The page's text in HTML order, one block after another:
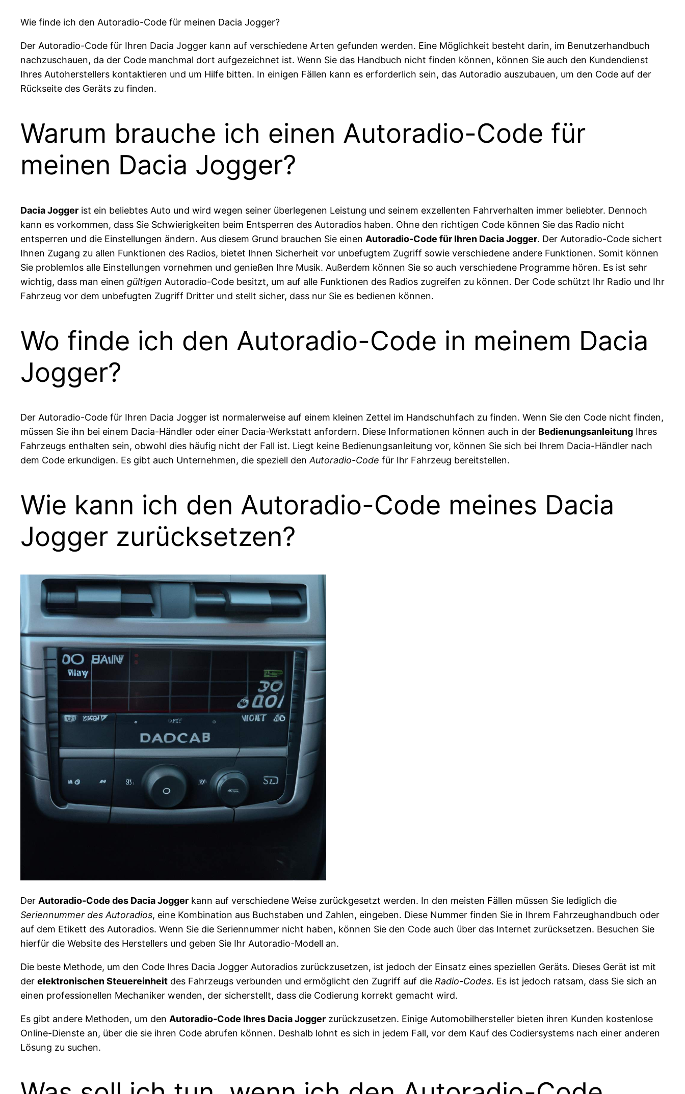
Wie finde ich den Autoradio-Code für meinen Dacia Jogger?
Der Autoradio-Code für Ihren Dacia Jogger kann auf verschiedene Arten gefunden werden. Eine Möglichkeit besteht darin, im Benutzerhandbuch
nachzuschauen, da der Code manchmal dort aufgezeichnet ist. Wenn Sie das Handbuch nicht finden können, können Sie auch den Kundendienst
Ihres Autoherstellers kontaktieren und um Hilfe bitten. In einigen Fällen kann es erforderlich sein, das Autoradio auszubauen, um den Code auf der
Rückseite des Geräts zu finden.
Warum brauche ich einen Autoradio-Code für
meinen Dacia Jogger?
Dacia Jogger ist ein beliebtes Auto und wird wegen seiner überlegenen Leistung und seinem exzellenten Fahrverhalten immer beliebter. Dennoch
kann es vorkommen, dass Sie Schwierigkeiten beim Entsperren des Autoradios haben. Ohne den richtigen Code können Sie das Radio nicht
entsperren und die Einstellungen ändern. Aus diesem Grund brauchen Sie einen Autoradio-Code für Ihren Dacia Jogger. Der Autoradio-Code sichert
Ihnen Zugang zu allen Funktionen des Radios, bietet Ihnen Sicherheit vor unbefugtem Zugriff sowie verschiedene andere Funktionen. Somit können
Sie problemlos alle Einstellungen vornehmen und genießen Ihre Musik. Außerdem können Sie so auch verschiedene Programme hören. Es ist sehr
wichtig, dass man einen gültigen Autoradio-Code besitzt, um auf alle Funktionen des Radios zugreifen zu können. Der Code schützt Ihr Radio und Ihr
Fahrzeug vor dem unbefugten Zugriff Dritter und stellt sicher, dass nur Sie es bedienen können.
Wo finde ich den Autoradio-Code in meinem Dacia
Jogger?
Der Autoradio-Code für Ihren Dacia Jogger ist normalerweise auf einem kleinen Zettel im Handschuhfach zu finden. Wenn Sie den Code nicht finden,
müssen Sie ihn bei einem Dacia-Händler oder einer Dacia-Werkstatt anfordern. Diese Informationen können auch in der Bedienungsanleitung Ihres
Fahrzeugs enthalten sein, obwohl dies häufig nicht der Fall ist. Liegt keine Bedienungsanleitung vor, können Sie sich bei Ihrem Dacia-Händler nach
dem Code erkundigen. Es gibt auch Unternehmen, die speziell den Autoradio-Code für Ihr Fahrzeug bereitstellen.
Wie kann ich den Autoradio-Code meines Dacia
Jogger zurücksetzen?
Der Autoradio-Code des Dacia Jogger kann auf verschiedene Weise zurückgesetzt werden. In den meisten Fällen müssen Sie lediglich die
Seriennummer des Autoradios, eine Kombination aus Buchstaben und Zahlen, eingeben. Diese Nummer finden Sie in Ihrem Fahrzeughandbuch oder
auf dem Etikett des Autoradios. Wenn Sie die Seriennummer nicht haben, können Sie den Code auch über das Internet zurücksetzen. Besuchen Sie
hierfür die Website des Herstellers und geben Sie Ihr Autoradio-Modell an.
Die beste Methode, um den Code Ihres Dacia Jogger Autoradios zurückzusetzen, ist jedoch der Einsatz eines speziellen Geräts. Dieses Gerät ist mit
der elektronischen Steuereinheit des Fahrzeugs verbunden und ermöglicht den Zugriff auf die Radio-Codes. Es ist jedoch ratsam, dass Sie sich an
einen professionellen Mechaniker wenden, der sicherstellt, dass die Codierung korrekt gemacht wird.
Es gibt andere Methoden, um den Autoradio-Code Ihres Dacia Jogger zurückzusetzen. Einige Automobilhersteller bieten ihren Kunden kostenlose
Online-Dienste an, über die sie ihren Code abrufen können. Deshalb lohnt es sich in jedem Fall, vor dem Kauf des Codiersystems nach einer anderen
Lösung zu suchen.